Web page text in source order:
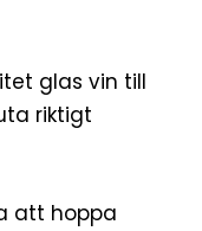
glas vin till
riktigt
att hoppa